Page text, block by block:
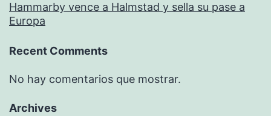
Hammarby vence a Halmstad y sella su pase a
Europa
Recent Comments
No hay comentarios que mostrar.
Archives